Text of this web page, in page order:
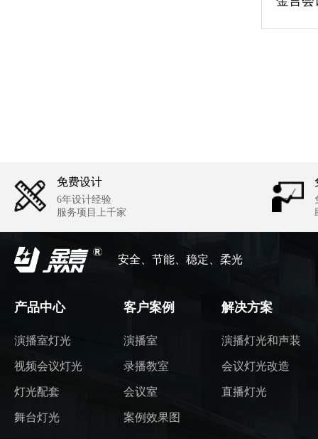
免费设计
6年设计经验
服务项目上千家
安全、节能、稳定、柔光
产品中心
演播室灯光
视频会议灯光
灯光配套
舞台灯光
客户案例
演播室
录播教室
会议室
案例效果图
解决方案
演播灯光和声装
会议灯光改造
直播灯光